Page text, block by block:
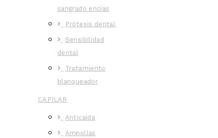
sangrado encías
Prótesis dental
Sensibilidad
dental
Tratamiento
blanqueador
CAPILAR
Anticaída
Ampollas